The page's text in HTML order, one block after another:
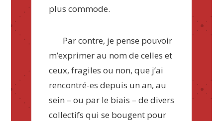
plus commode.
Par contre, je pense pouvoir
m’exprimer au nom de celles et
ceux, fragiles ou non, que j’ai
rencontré-es depuis un an, au
sein – ou par le biais – de divers
collectifs qui se bougent pour